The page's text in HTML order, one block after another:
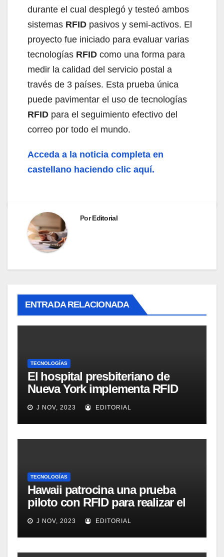
durante el cual desplegó y testeó ambos
sistemas RFID pasivos y semi-activos. El
proyecto fue iniciado para evaluar varias
tecnologías RFID como una forma para
medir la calidad del servicio postal a
través de 3 países. Esta prueba única
puede pavimentar el uso de tecnologías
RFID para el seguimiento efectivo del
correo por todo el mundo.
Acceda a la noticia completa en
castellano haciendo clic aquí.
PorEditorial
ENTRADA RELACIONADA
TECNOLOGÍAS
El hospital presbiteriano de
Nueva York implementa RFID
para mejorar el proceso de
inventario de equipamiento
médico
J NOV, 2023 EDITORIAL
TECNOLOGÍAS
Hawaii patrocina una prueba
piloto con RFID para realizar el
seguimiento y control de
alimentos
J NOV, 2023 EDITORIAL